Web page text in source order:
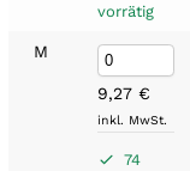
vorrätig
M
9,27€
inkl. MwSt.
74